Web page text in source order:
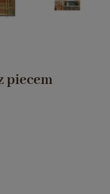
piecem